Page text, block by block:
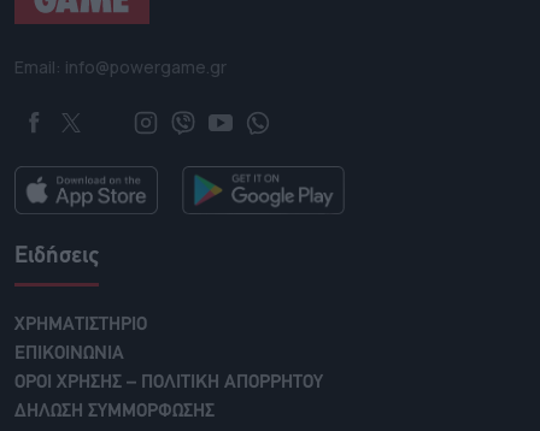
Email: info@powergame.gr
Ειδήσεις
ΧΡΗΜΑΤΙΣΤΗΡΙΟ
ΕΠΙΚΟΙΝΩΝΙΑ
ΟΡΟΙ ΧΡΗΣΗΣ – ΠΟΛΙΤΙΚΗ ΑΠΟΡΡΗΤΟΥ
ΔΗΛΩΣΗ ΣΥΜΜΟΡΦΩΣΗΣ